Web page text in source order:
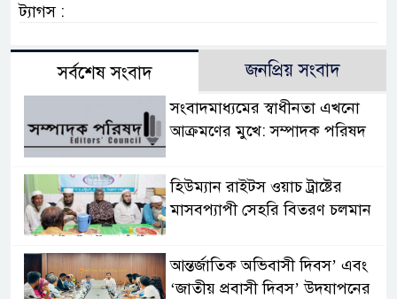
ট্যাগস :
সর্বশেষ সংবাদ জনপ্রিয় সংবাদ
সংবাদমাধ্যমের স্বাধীনতা এখনো
আক্রমণের মুখে: সম্পাদক পরিষদ
হিউম্যান রাইটস ওয়াচ ট্রাষ্টের
মাসবপ্যাপী সেহরি বিতরণ চলমান
আন্তর্জাতিক অভিবাসী দিবস’ এবং
‘জাতীয় প্রবাসী দিবস’ উদযাপনের